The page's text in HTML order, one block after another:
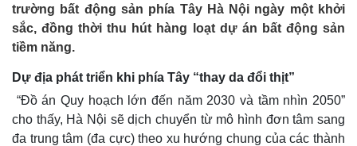
Đảng
Tổ chức nhân sự
Quốc hội
Nhận diện sự thật
Tin 24h
Dự báo thời tiết
Giáo dục
Việc làm
trường bất động sản phía Tây Hà Nội ngày một khởi
sắc, đồng thời thu hút hàng loạt dự án bất động sản
tiềm năng.
Dự địa phát triển khi phía Tây “thay da đổi thịt”
“Đồ án Quy hoạch lớn đến năm 2030 và tầm nhìn 2050”
cho thấy, Hà Nội sẽ dịch chuyển từ mô hình đơn tâm sang
đa trung tâm (đa cực) theo xu hướng chung của các thành